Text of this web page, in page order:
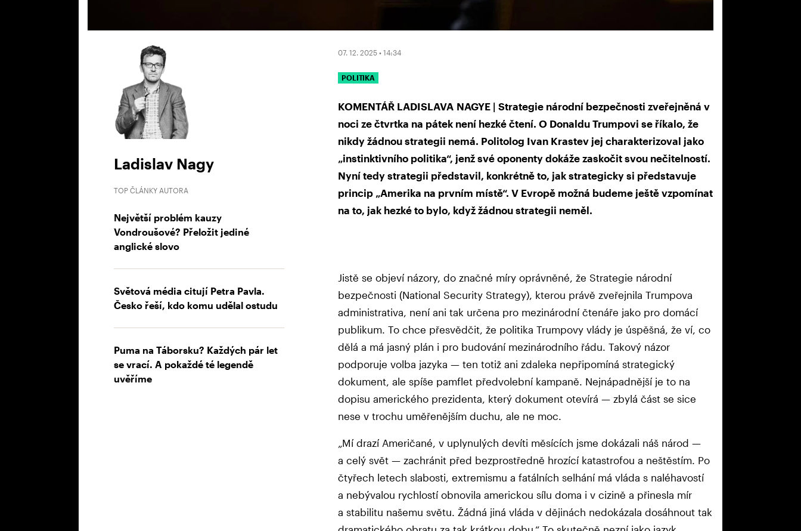
Ladislav Nagy
TOP ČLÁNKY AUTORA
Největší problém kauzy
Vondroušové? Přeložit jediné
anglické slovo
Světová média citují Petra Pavla.
Česko řeší, kdo komu udělal ostudu
Puma na Táborsku? Každých pár let
se vrací. A pokaždé té legendě
uvěříme
07. 12. 2025 • 14:34
POLITIKA
KOMENTÁŘ LADISLAVA NAGYE | Strategie národní bezpečnosti zveřejněná v
noci ze čtvrtka na pátek není hezké čtení. O Donaldu Trumpovi se říkalo, že
nikdy žádnou strategii nemá. Politolog Ivan Krastev jej charakterizoval jako
„instinktivního politika“, jenž své oponenty dokáže zaskočit svou nečitelností.
Nyní tedy strategii představil, konkrétně to, jak strategicky si představuje
princip „Amerika na prvním místě“. V Evropě možná budeme ještě vzpomínat
na to, jak hezké to bylo, když žádnou strategii neměl.
Jistě se objeví názory, do značné míry oprávněné, že Strategie národní
bezpečnosti (National Security Strategy), kterou právě zveřejnila Trumpova
administrativa, není ani tak určena pro mezinárodní čtenáře jako pro domácí
publikum. To chce přesvědčit, že politika Trumpovy vlády je úspěšná, že ví, co
dělá a má jasný plán i pro budování mezinárodního řádu. Takový názor
podporuje volba jazyka — ten totiž ani zdaleka nepřipomíná strategický
dokument, ale spíše pamflet předvolební kampaně. Nejnápadnější je to na
dopisu amerického prezidenta, který dokument otevírá — zbylá část se sice
nese v trochu uměřenějším duchu, ale ne moc.
„Mí drazí Američané, v uplynulých devíti měsících jsme dokázali náš národ —
a celý svět — zachránit před bezprostředně hrozící katastrofou a neštěstím. Po
čtyřech letech slabosti, extremismu a fatálních selhání má vláda s naléhavostí
a nebývalou rychlostí obnovila americkou sílu doma i v cizině a přinesla mír
a stabilitu našemu světu. Žádná jiná vláda v dějinách nedokázala dosáhnout tak